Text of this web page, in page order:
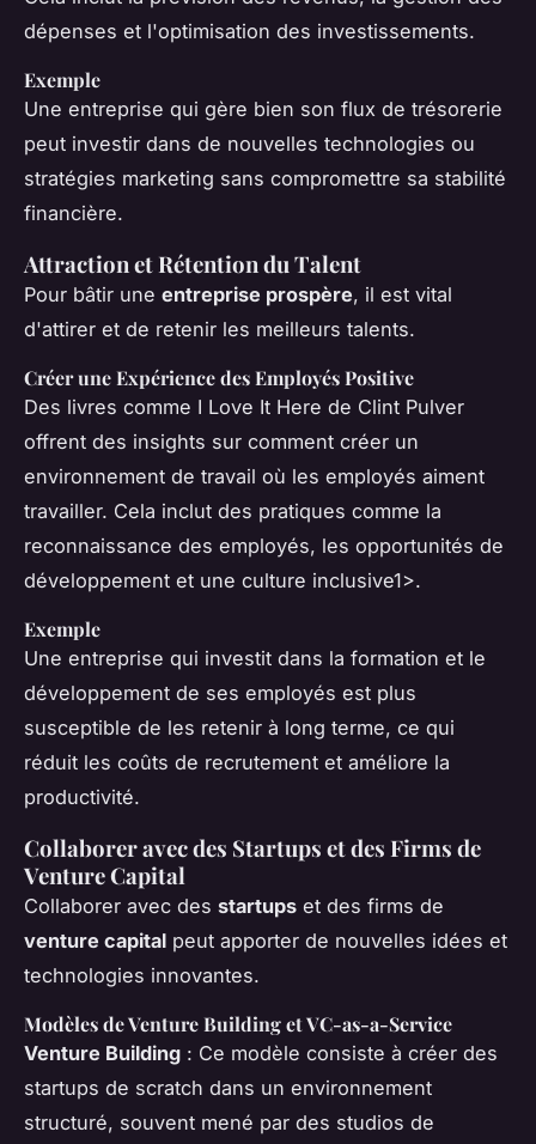
dépenses et l'optimisation des investissements.
Exemple
Une entreprise qui gère bien son flux de trésorerie
peut investir dans de nouvelles technologies ou
stratégies marketing sans compromettre sa stabilité
financière.
Attraction et Rétention du Talent
Pour bâtir une entreprise prospère, il est vital
d'attirer et de retenir les meilleurs talents.
Créer une Expérience des Employés Positive
Des livres comme I Love It Here de Clint Pulver
offrent des insights sur comment créer un
environnement de travail où les employés aiment
travailler. Cela inclut des pratiques comme la
reconnaissance des employés, les opportunités de
développement et une culture inclusive1>.
Exemple
Une entreprise qui investit dans la formation et le
développement de ses employés est plus
susceptible de les retenir à long terme, ce qui
réduit les coûts de recrutement et améliore la
productivité.
Collaborer avec des Startups et des Firms de
Venture Capital
Collaborer avec des startups et des firms de
venture capital peut apporter de nouvelles idées et
technologies innovantes.
Modèles de Venture Building et VC-as-a-Service
Venture Building : Ce modèle consiste à créer des
startups de scratch dans un environnement
structuré, souvent mené par des studios de